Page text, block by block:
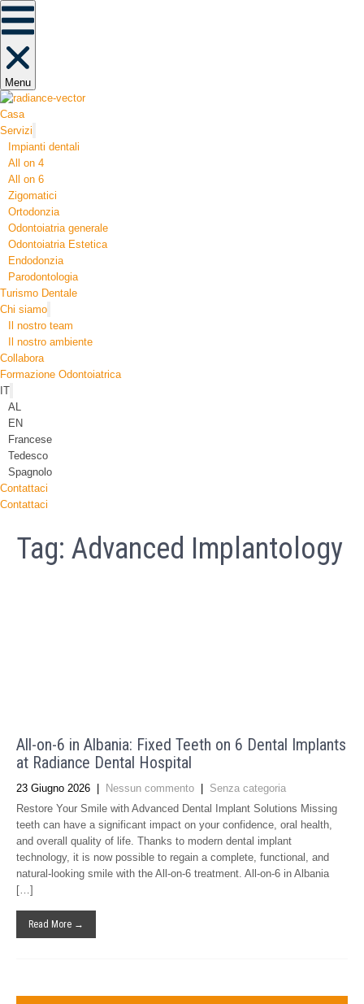
Menu
Casa
Servizi
Impianti dentali
All on 4
All on 6
Zigomatici
Ortodonzia​
Odontoiatria generale
Odontoiatria Estetica
Endodonzia
Parodontologia
Turismo Dentale
Chi siamo
Il nostro team
Il nostro ambiente
Collabora
Formazione Odontoiatrica
IT
AL
EN
Francese
Tedesco
Spagnolo
Contattaci
Contattaci
Tag: Advanced Implantology
All-on-6 in Albania: Fixed Teeth on 6 Dental Implants
at Radiance Dental Hospital
23 Giugno 2026 | Nessun commento | Senza categoria
Restore Your Smile with Advanced Dental Implant Solutions Missing
teeth can have a significant impact on your confidence, oral health,
and overall quality of life. Thanks to modern dental implant
technology, it is now possible to regain a complete, functional, and
natural-looking smile with the All-on-6 treatment. All-on-6 in Albania
[…]
Read More →